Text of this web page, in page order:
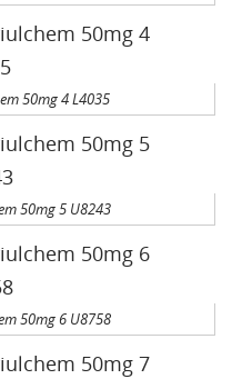
50mg 4 L4035
50mg 5 U8243
50mg 6 U8758